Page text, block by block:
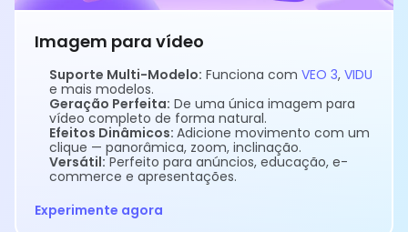
Imagem para vídeo
Suporte Multi-Modelo: Funciona com VEO 3, VIDU
e mais modelos.
Geração Perfeita: De uma única imagem para
vídeo completo de forma natural.
Efeitos Dinâmicos: Adicione movimento com um
clique — panorâmica, zoom, inclinação.
Versátil:Perfeito para anúncios, educação, e-
commerce e apresentações.
Experimente agora